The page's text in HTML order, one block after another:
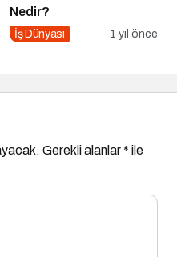
Nedir?
İş Dünyası 1 yıl önce
Gerekli alanlar* ile